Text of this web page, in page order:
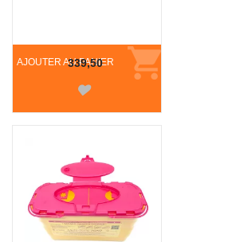
AJOUTER AU PANIER
339,50